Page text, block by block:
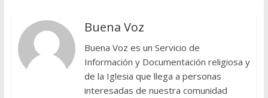
Buena Voz
Buena Voz es un Servicio de
Información y Documentación religiosa y
de la Iglesia que llega a personas
interesadas de nuestra comunidad